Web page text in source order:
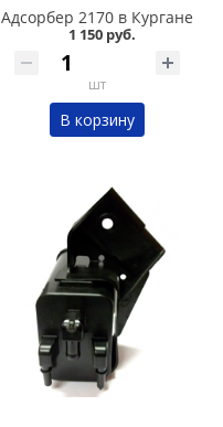
Адсорбер 2170 в Кургане
1 150 руб.
шт
В корзину